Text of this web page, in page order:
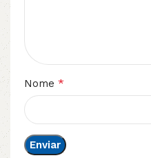
Nome *